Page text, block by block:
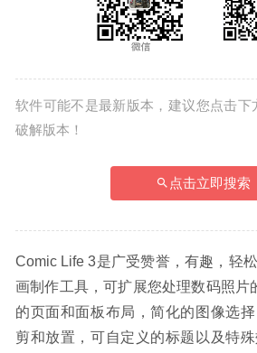
软件可能不是最新版本，建议您点击下
破解版本！
点击立即搜索
Comic Life 3是广受赞誉，有趣，轻
画制作工具，可扩展您处理数码照片
的页面和面板布局，简化的图像选
剪和放置，可自定义的标题以及特